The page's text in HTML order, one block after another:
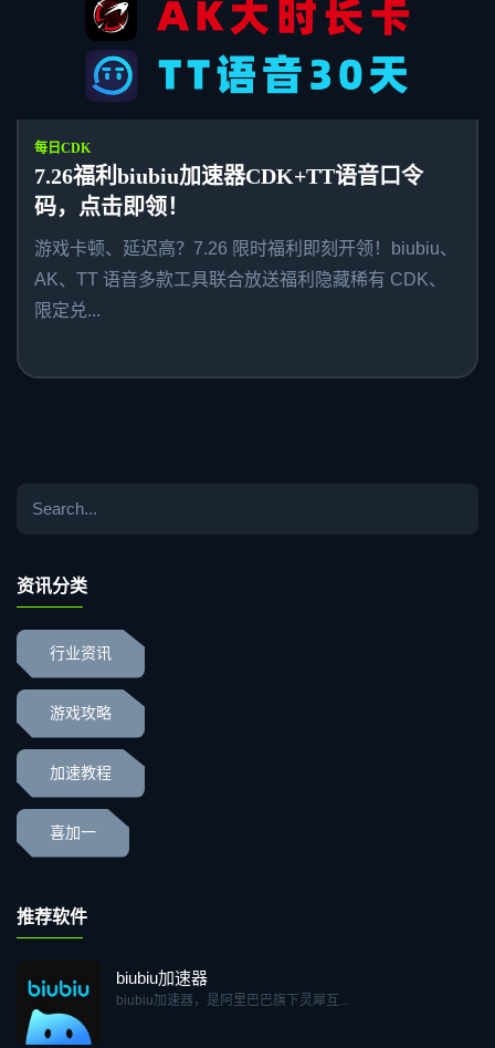
每日CDK
7.26福利biubiu加速器CDK+TT语音口令
码，点击即领！
游戏卡顿、延迟高？7.26 限时福利即刻开领！biubiu、
AK、TT 语音多款工具联合放送福利隐藏稀有 CDK、
限定兑...
资讯分类
行业资讯
游戏攻略
加速教程
喜加一
推荐软件
biubiu加速器
biubiu加速器，是阿里巴巴旗下灵犀互...